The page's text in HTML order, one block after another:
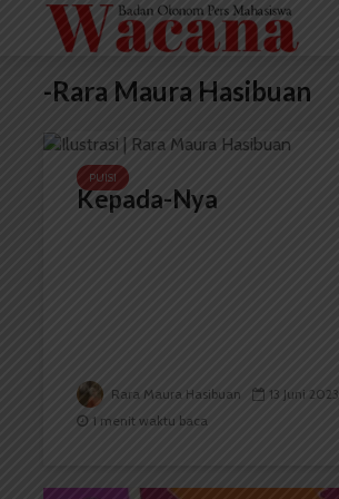
-Rara Maura Hasibuan
PUISI
Kepada-Nya
Rara Maura Hasibuan
13 Juni 2023
1 menit waktu baca